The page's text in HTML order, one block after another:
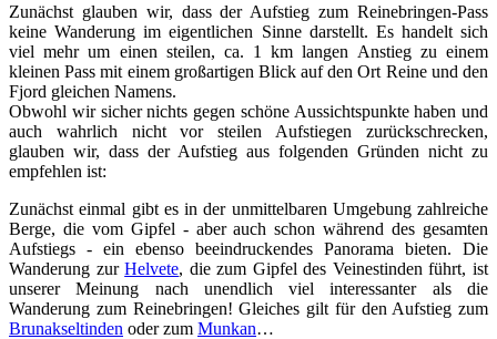
Zunächst glauben wir, dass der Aufstieg zum Reinebringen-Pass
keine Wanderung im eigentlichen Sinne darstellt. Es handelt sich
viel mehr um einen steilen, ca. 1 km langen Anstieg zu einem
kleinen Pass mit einem großartigen Blick auf den Ort Reine und den
Fjord gleichen Namens.
Obwohl wir sicher nichts gegen schöne Aussichtspunkte haben und
auch wahrlich nicht vor steilen Aufstiegen zurückschrecken,
glauben wir, dass der Aufstieg aus folgenden Gründen nicht zu
empfehlen ist:
Zunächst einmal gibt es in der unmittelbaren Umgebung zahlreiche
Berge, die vom Gipfel - aber auch schon während des gesamten
Aufstiegs - ein ebenso beeindruckendes Panorama bieten. Die
Wanderung zurHelvete, die zum Gipfel des Veinestinden führt, ist
unserer Meinung nach unendlich viel interessanter als die
Wanderung zum Reinebringen! Gleiches gilt für den Aufstieg zum
Brunakseltinden oder zum Munkan…